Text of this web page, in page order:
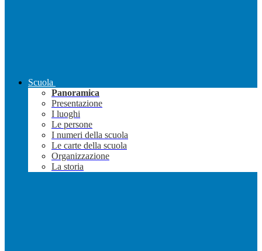
Scuola
Panoramica
Presentazione
I luoghi
Le persone
I numeri della scuola
Le carte della scuola
Organizzazione
La storia